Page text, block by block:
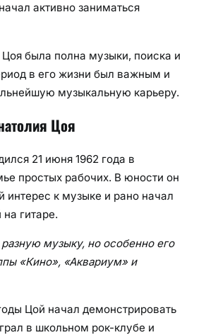
активно заниматься
была полна музыки, поиска и
в его жизни был важным и
музыкальную карьеру.
Цоя
21 июня 1962 года в
простых рабочих. В юности он
интерес к музыке и рано начал
гитаре.
музыку, но особенно его
«Кино», «Аквариум» и
Цой начал демонстрировать
в школьном рок-клубе и